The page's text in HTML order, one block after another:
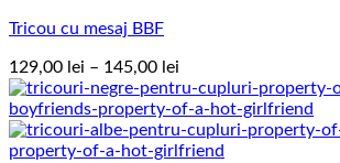
Tricou cu mesaj BBF
129,00 lei – 145,00 lei
de
prețuri:
129,00 lei
până